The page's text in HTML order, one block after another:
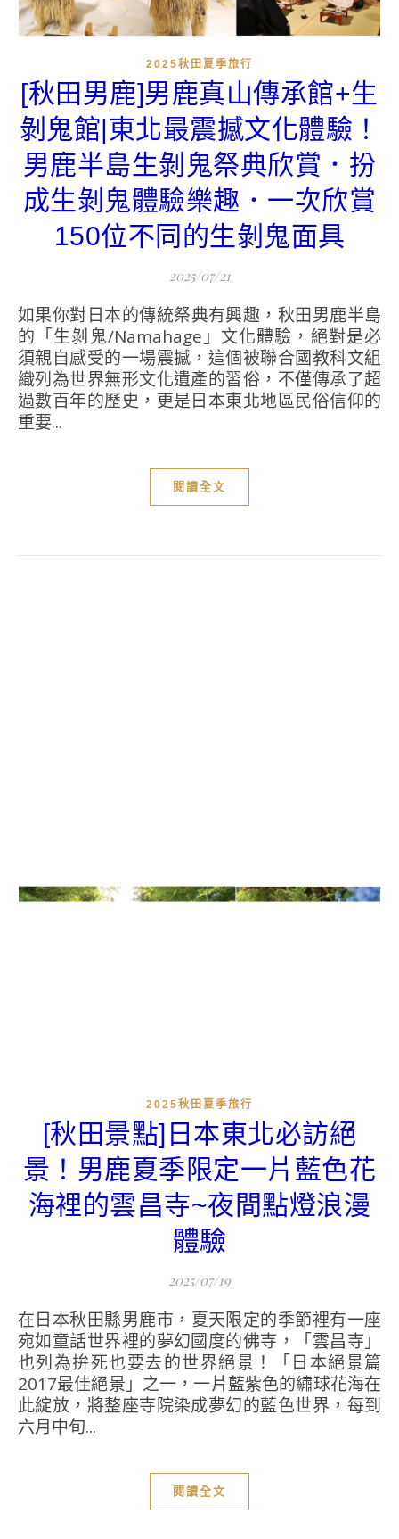
2025秋田夏季旅行
[秋田男鹿]男鹿真山傳承館+生
剝鬼館|東北最震撼文化體驗！
男鹿半島生剝鬼祭典欣賞．扮
成生剝鬼體驗樂趣．一次欣賞
150位不同的生剝鬼面具
2025/07/21
如果你對日本的傳統祭典有興趣，秋田男鹿半島
的「生剝鬼/Namahage」文化體驗，絕對是必
須親自感受的一場震撼，這個被聯合國教科文組
織列為世界無形文化遺產的習俗，不僅傳承了超
過數百年的歷史，更是日本東北地區民俗信仰的
重要...
閱讀全文
2025秋田夏季旅行
[秋田景點]日本東北必訪絕
景！男鹿夏季限定一片藍色花
海裡的雲昌寺~夜間點燈浪漫
體驗
2025/07/19
在日本秋田縣男鹿市，夏天限定的季節裡有一座
宛如童話世界裡的夢幻國度的佛寺，「雲昌寺」
也列為拚死也要去的世界絕景！「日本絕景篇
2017最佳絕景」之一，一片藍紫色的繡球花海在
此綻放，將整座寺院染成夢幻的藍色世界，每到
六月中旬...
閱讀全文